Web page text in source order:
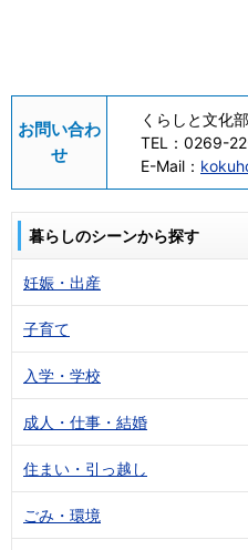
お問い合わ
せ
くらしと文
TEL： 0269-
E-Mail：
暮らしのシーンから探す
妊娠・出産
子育て
入学・学校
成人・仕事・結婚
住まい・引っ越し
ごみ・環境